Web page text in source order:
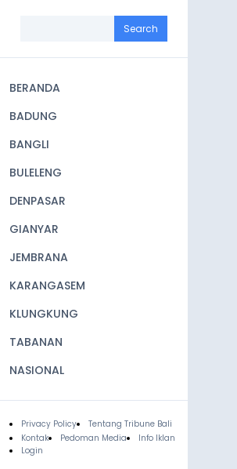
navigation
BERANDA
BADUNG
BANGLI
BULELENG
DENPASAR
GIANYAR
JEMBRANA
KARANGASEM
KLUNGKUNG
TABANAN
NASIONAL
Footer
Privacy Policy
Tentang Tribune Bali
Kontak
Pedoman Media
Info Iklan
Login